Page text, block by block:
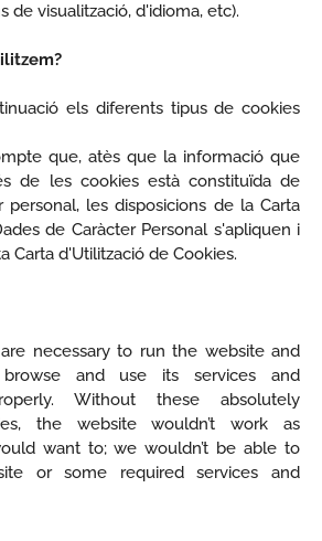
de visualització, d'idioma, etc).
els diferents tipus de cookies
que, atès que la informació que
de les cookies està constituïda de
personal, les disposicions de la Carta
de Caràcter Personal s'apliquen i
Carta d'Utilització de Cookies.
necessary to run the website and
and use its services and
Without these absolutely
the website wouldn’t work as
want to; we wouldn’t be able to
or some required services and